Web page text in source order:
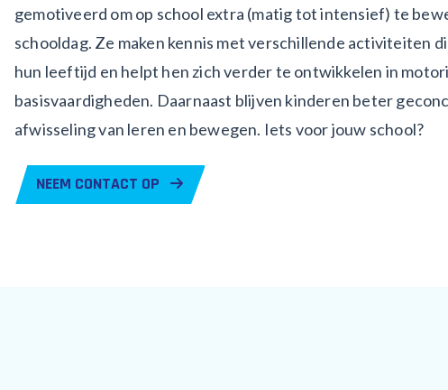
gemotiveerd om op school extra (matig tot intensief) te
schooldag. Ze maken kennis met verschillende activiteiten
hun leeftijd en helpt hen zich verder te ontwikkelen in
basisvaardigheden. Daarnaast blijven kinderen beter
afwisseling van leren en bewegen. Iets voor jouw school?
NEEM CONTACT OP